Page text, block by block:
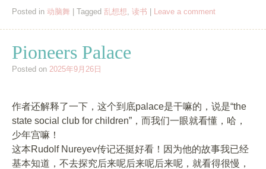
Posted in 动脑舞 Tagged 乱想想, 读书 Leave a comment
Pioneers Palace
Posted on 2025年9月26日
作者还解释了一下，这个到底palace是干嘛的，说是“the
state social club for children”，而我们一眼就看懂，哈，
少年宫嘛！
这本Rudolf Nureyev传记还挺好看！因为他的故事我已经
基本知道，不去探究后来呢后来呢后来呢，就看得很慢，